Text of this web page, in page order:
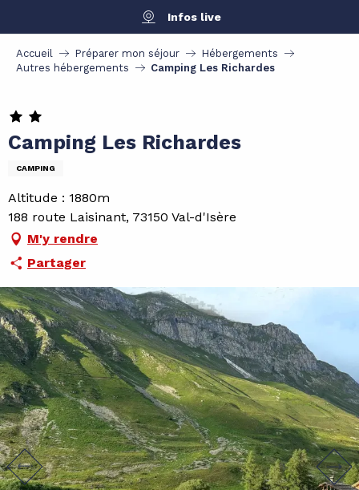
contenu
principal
Infos live
Accueil Préparer mon séjour
Hébergements
Autres hébergements
Camping Les Richardes
Camping Les Richardes
CAMPING
Altitude : 1880m
188 route Laisinant, 73150 Val-d'Isère
M'y rendre
Partager